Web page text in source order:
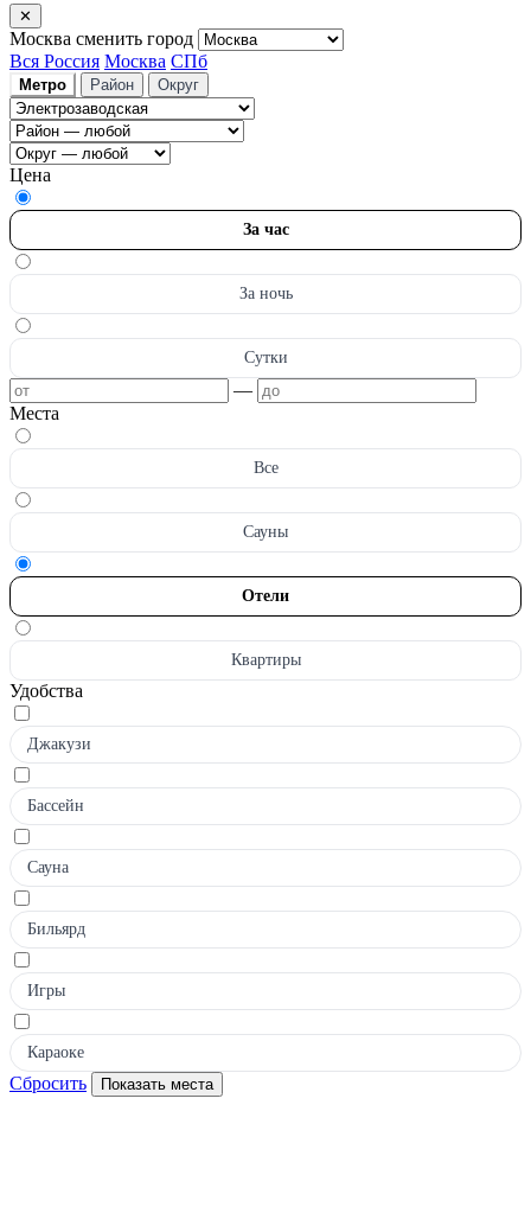
✕
Москва сменить город
Вся Россия Москва СПб
Метро Район Округ
Цена
За час
За ночь
Сутки
—
Места
Все
Сауны
Отели
Квартиры
Удобства
Джакузи
Бассейн
Сауна
Бильярд
Игры
Караоке
Сбросить Показать места